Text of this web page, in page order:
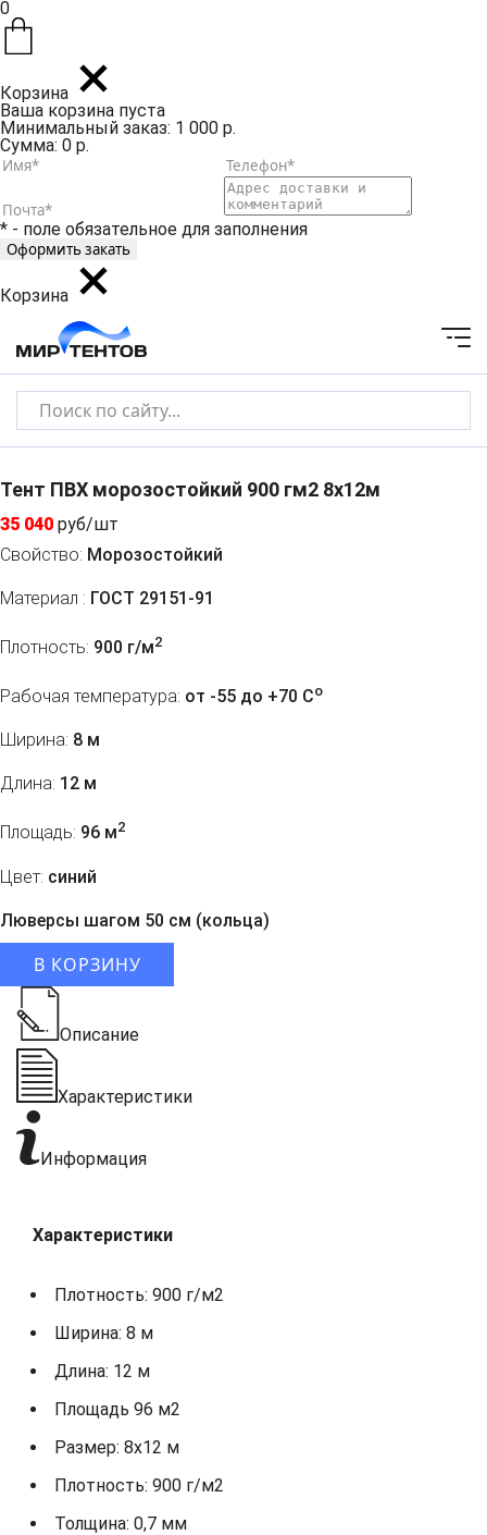
0
Корзина
Ваша корзина пуста
Минимальный заказ: 1 000 р.
Сумма: 0 р.
* - поле обязательное для заполнения
Корзина
Тент ПВХ морозостойкий 900 гм2 8х12м
35 040 руб/шт
Свойство: Морозостойкий
Материал : ГОСТ 29151-91
Плотность: 900 г/м2
Рабочая температура: от -55 до +70 Co
Ширина: 8 м
Длина: 12 м
Площадь: 96 м2
Цвет: синий
Люверсы шагом 50 см (кольца)
В КОРЗИНУ
Описание
Характеристики
Информация
Характеристики
Плотность: 900 г/м2
Ширина: 8 м
Длина: 12 м
Площадь 96 м2
Размер: 8х12 м
Плотность: 900 г/м2
Толщина: 0,7 мм